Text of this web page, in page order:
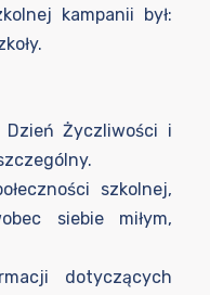
kampanii był:
Dzień Życzliwości i
szkolnej,
siebie miłym,
dotyczących